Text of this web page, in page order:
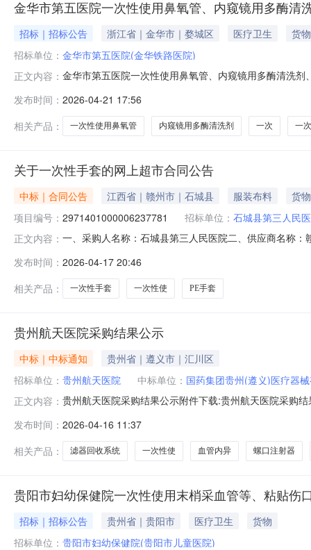
金华市第五医院一次性使用鼻氧管、内窥镜用多酶
招标｜招标公告 浙江省｜金华市｜婺城区 医疗卫生
货物
招标单位： 金华市第五医院(金华铁路医院)
正文内容： 金华市第五医院一次性使用鼻氧管、内窥镜用多酶清洗
供应商前来参加。现将相关事项通知如下：一、遴选目
定医疗机构保障信息平台配送资格三、供应商资
发布时间： 2026-04-21 17:56
相关产品：
一次性使用鼻氧管 内窥镜用多酶清洗剂 一次 一
关于一次性手套的网上超市合同公告
中标｜合同公告 江西省｜赣州市｜石城县 服装布料
货物
项目编号： 2971401000006237781 招标单位： 石城县第三人民
正文内容： 一、采购人名称：石城县第三人民医院二、供应商名称
号包600.006.53900服务要求或标的基本概况：七、其它
发布时间： 2026-04-17 20:46
相关产品：
一次性手套 一次性使 PE手套
贵州航天医院采购结果公示
中标｜中标通知
贵州省｜遵义市｜汇川区
招标单位： 贵州航天医院 中标单位： 国药集团贵州(遵义)医疗器
正文内容： 贵州航天医院采购结果公示附件下载:贵州航天医院采购
发布时间： 2026-04-16 11:37
相关产品：
滤器回收系统 一次性使 血管内异 螺口注射器
贵阳市妇幼保健院一次性使用末梢采血管等、粘贴伤
招标｜招标公告 贵州省｜贵阳市 医疗卫生
货物
招标单位： 贵阳市妇幼保健院(贵阳市儿童医院)